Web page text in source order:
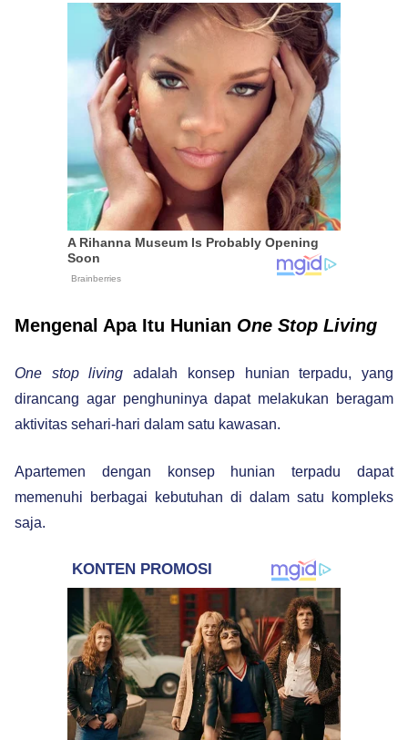
Mengenal Apa Itu Hunian One Stop Living
One stop living adalah konsep hunian terpadu, yang
dirancang agar penghuninya dapat melakukan beragam
aktivitas sehari-hari dalam satu kawasan.
Apartemen dengan konsep hunian terpadu dapat
memenuhi berbagai kebutuhan di dalam satu kompleks
saja.